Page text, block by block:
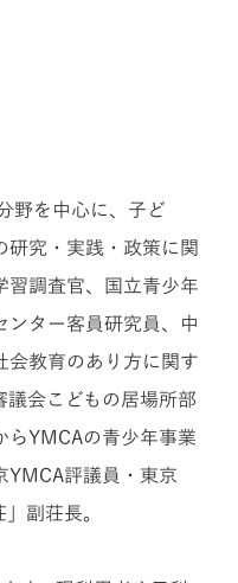
野を中心に、子ど
研究・実践・政策に関
習調査官、国立青少年
ンター客員研究員、中
会教育のあり方に関す
議会こどもの居場所部
らYMCAの青少年事業
YMCA評議員・東京
副荘長。